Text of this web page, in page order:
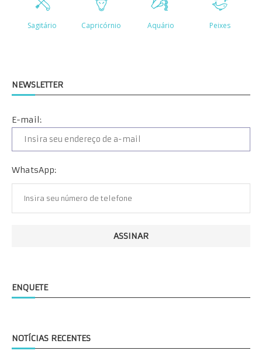
NEWSLETTER
E-mail:
WhatsApp:
ENQUETE
NOTÍCIAS RECENTES